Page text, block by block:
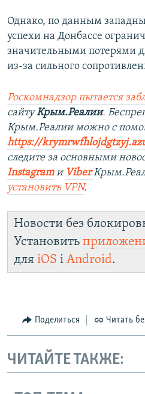
Однако, по данным
успехи на Донбассе
значительными потерями
из-за сильного
Роскомнадзор пытается
сайту Крым.Реалии.
Крым.Реалии можно с
https://
следите за основными
Instagram и Viber
установить VPN.
Новости без
Установить
для iOS і Android.
Поделиться Читать
ЧИТАЙТЕ ТАКЖЕ: